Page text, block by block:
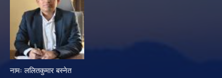
नामः ललितकुमार बस्नेत